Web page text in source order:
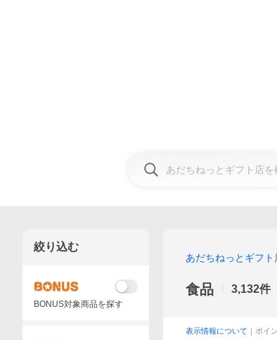
あだちねっとギフト
食品 3,132件
表示情報について ｜ポイ
絞り込む
BONUS対象商品を探す